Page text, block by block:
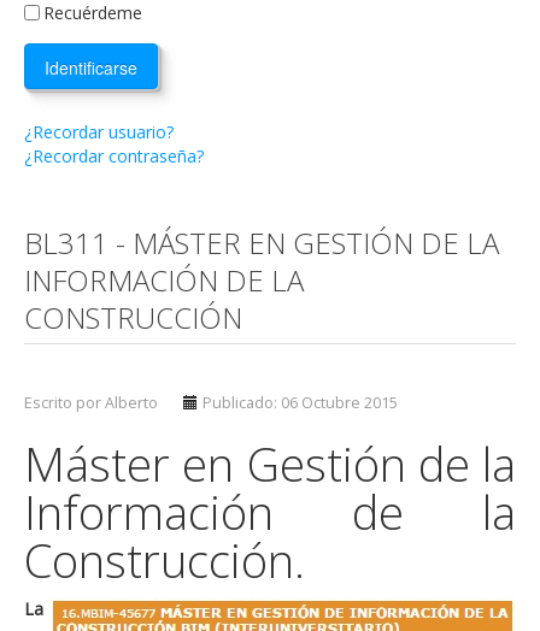
Recuérdeme
Identificarse
¿Recordar usuario?
¿Recordar contraseña?
BL311 - MÁSTER EN GESTIÓN DE LA
INFORMACIÓN DE LA
CONSTRUCCIÓN
Escrito por Alberto Publicado: 06 Octubre 2015
Máster en Gestión de la
Información de la
Construcción.
La